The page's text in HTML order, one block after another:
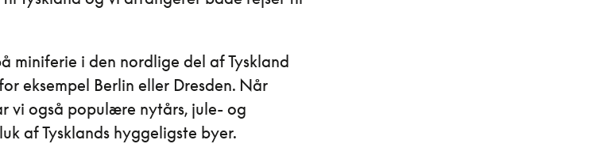
miniferie i den nordlige del af Tyskland
eksempel Berlin eller Dresden. Når
vi også populære nytårs, jule- og
af Tysklands hyggeligste byer.